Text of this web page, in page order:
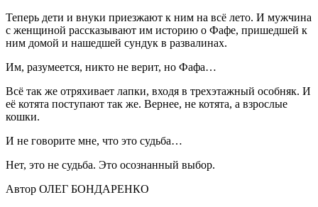
Теперь дети и внуки приезжают к ним на всё лето. И мужчина
с женщиной рассказывают им историю о Фафе, пришедшей к
ним домой и нашедшей сундук в развалинах.
Им, разумеется, никто не верит, но Фафа…
Всё так же отряхивает лапки, входя в трехэтажный особняк. И
её котята поступают так же. Вернее, не котята, а взрослые
кошки.
И не говорите мне, что это судьба…
Нет, это не судьба. Это осознанный выбор.
Автор ОЛЕГ БОНДАРЕНКО